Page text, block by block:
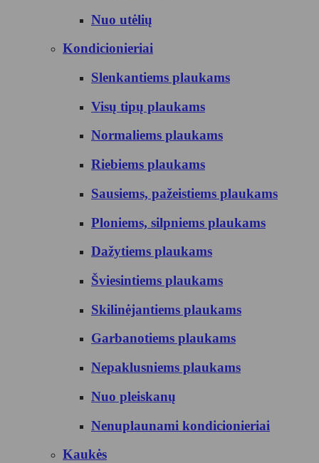
Nuo utėlių
Kondicionieriai
Slenkantiems plaukams
Visų tipų plaukams
Normaliems plaukams
Riebiems plaukams
Sausiems, pažeistiems plaukams
Ploniems, silpniems plaukams
Dažytiems plaukams
Šviesintiems plaukams
Skilinėjantiems plaukams
Garbanotiems plaukams
Nepaklusniems plaukams
Nuo pleiskanų
Nenuplaunami kondicionieriai
Kaukės